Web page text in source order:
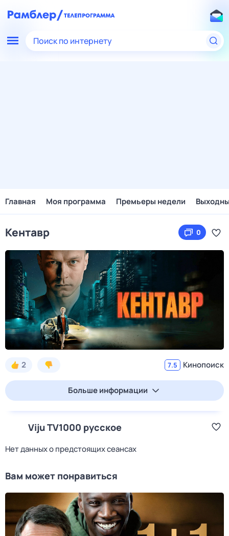
Поиск по интернету
Главная Моя программа Премьеры недели
Кентавр 0
2 7.5 Кинопоиск
Больше информации
Viju TV1000 русское
Нет данных о предстоящих сеансах
Вам может понравиться